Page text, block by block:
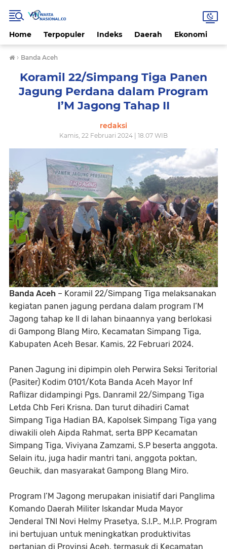
Home Terpopuler Indeks Daerah Ekonomi
› Banda Aceh
Koramil 22/Simpang Tiga Panen
Jagung Perdana dalam Program
I’M Jagong Tahap II
redaksi
Kamis, 22 Februari 2024 | 18.07 WIB
Banda Aceh – Koramil 22/Simpang Tiga melaksanakan
kegiatan panen jagung perdana dalam program I’M
Jagong tahap ke II di lahan binaannya yang berlokasi
di Gampong Blang Miro, Kecamatan Simpang Tiga,
Kabupaten Aceh Besar. Kamis, 22 Februari 2024.
Panen Jagung ini dipimpin oleh Perwira Seksi Teritorial
(Pasiter) Kodim 0101/Kota Banda Aceh Mayor Inf
Raflizar didampingi Pgs. Danramil 22/Simpang Tiga
Letda Chb Feri Krisna. Dan turut dihadiri Camat
Simpang Tiga Hadian BA, Kapolsek Simpang Tiga yang
diwakili oleh Aipda Rahmat, serta BPP Kecamatan
Simpang Tiga, Viviyana Zamzami, S.P beserta anggota.
Selain itu, juga hadir mantri tani, anggota poktan,
Geuchik, dan masyarakat Gampong Blang Miro.
Program I’M Jagong merupakan inisiatif dari Panglima
Komando Daerah Militer Iskandar Muda Mayor
Jenderal TNI Novi Helmy Prasetya, S.I.P., M.I.P. Program
ini bertujuan untuk meningkatkan produktivitas
pertanian di Provinsi Aceh, termasuk di Kecamatan